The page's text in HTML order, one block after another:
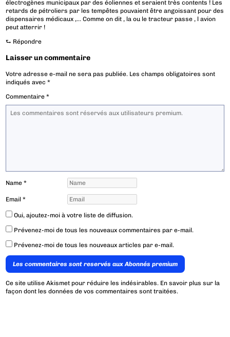
électrogènes municipaux par des éoliennes et seraient très contents ! Les
retards de pétroliers par les tempêtes pouvaient être angoissant pour des
dispensaires médicaux ,… Comme on dit , la ou le tracteur passe , l avion
peut atterrir !
⮑ Répondre
Laisser un commentaire
Votre adresse e-mail ne sera pas publiée. Les champs obligatoires sont
indiqués avec*
Commentaire*
Name*
Email*
Oui, ajoutez-moi à votre liste de diffusion.
Prévenez-moi de tous les nouveaux commentaires par e-mail.
Prévenez-moi de tous les nouveaux articles par e-mail.
Les commentaires sont reservés aux Abonnés premium
Ce site utilise Akismet pour réduire les indésirables. En savoir plus sur la
façon dont les données de vos commentaires sont traitées.